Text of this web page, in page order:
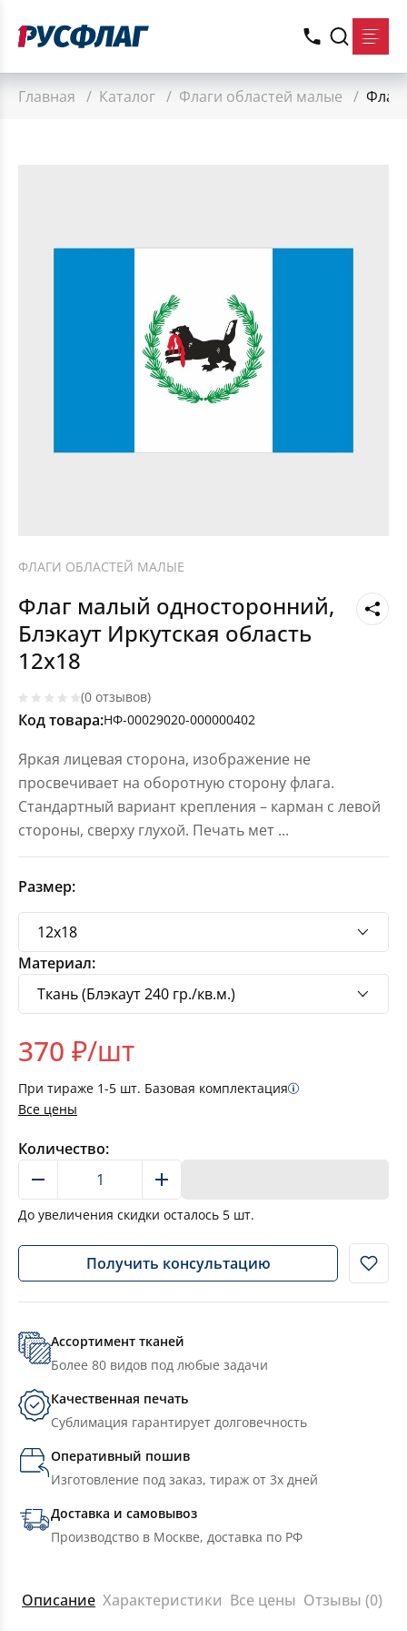
Главная / Каталог / Флаги областей малые / Флаг
ФЛАГИ ОБЛАСТЕЙ МАЛЫЕ
Флаг малый односторонний,
Блэкаут Иркутская область
12х18
(0 отзывов)
Код товара:НФ-00029020-000000402
Яркая лицевая сторона, изображение не
просвечивает на оборотную сторону флага.
Стандартный вариант крепления – карман с левой
стороны, сверху глухой. Печать мет ...
Размер:
Материал:
370 ₽/шт
При тираже 1-5 шт. Базовая комплектация
Все цены
Количество:
До увеличения скидки осталось 5 шт.
Получить консультацию
Ассортимент тканей
Более 80 видов под любые задачи
Качественная печать
Сублимация гарантирует долговечность
Оперативный пошив
Изготовление под заказ, тираж от 3х дней
Доставка и самовывоз
Производство в Москве, доставка по РФ
Описание Характеристики Все цены Отзывы (0)